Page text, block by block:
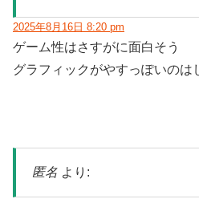
2025年8月16日 8:20 pm
ゲーム性はさすがに面白そう
グラフィックがやすっぽいのは
匿名 より: